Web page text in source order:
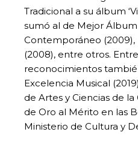
Tradicional a su álbum
sumó al de Mejor
Contemporáneo (2009),
(2008), entre otros.
reconocimientos
Excelencia Musical
de Artes y Ciencias de
de Oro al Mérito en las
Ministerio de Cultura y